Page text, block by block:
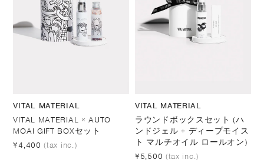
VITAL MATERIAL
VITAL MATERIAL × AUTO
MOAI GIFT BOXセット
¥4,400 (tax inc.)
VITAL MATERIAL
ラウンドボックスセット (ハ
ンドジェル + ディープモイス
ト マルチオイル ロールオン)
¥5,500 (tax inc.)